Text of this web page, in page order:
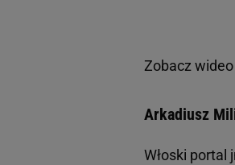
Zobacz wideo
Arkadiusz
Włoski portal